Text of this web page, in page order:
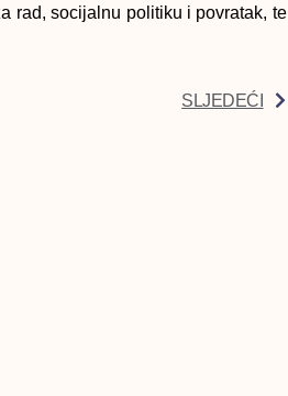
rad, socijalnu politiku i povratak, te
SLJEDEĆI